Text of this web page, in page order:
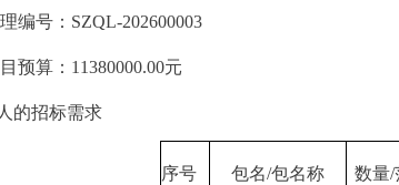
编号： SZQL-202600003
预算： 11380000.00元
的招标需求
序号 包名/包名称 数量/